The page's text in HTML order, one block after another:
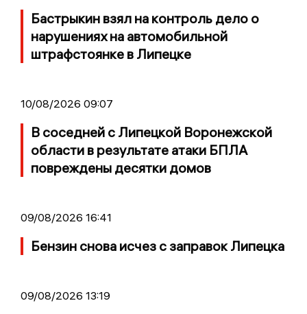
Бастрыкин взял на контроль дело о
нарушениях на автомобильной
штрафстоянке в Липецке
10/08/2026 09:07
В соседней с Липецкой Воронежской
области в результате атаки БПЛА
повреждены десятки домов
09/08/2026 16:41
Бензин снова исчез с заправок Липецка
09/08/2026 13:19